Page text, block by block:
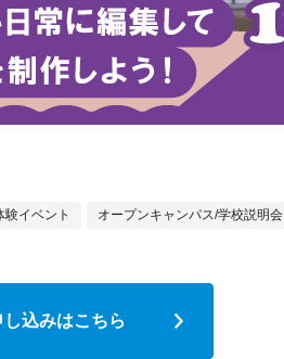
験イベント オープンキャンパス/学校説明会
込みはこちら